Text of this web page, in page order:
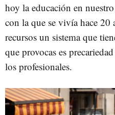
hoy la educación en
con la que se vivía hace 20
recursos un sistema que
que provocas es
los profesionales.